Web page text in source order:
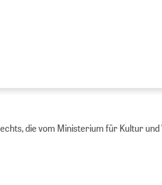
die vom Ministerium für Kultur und